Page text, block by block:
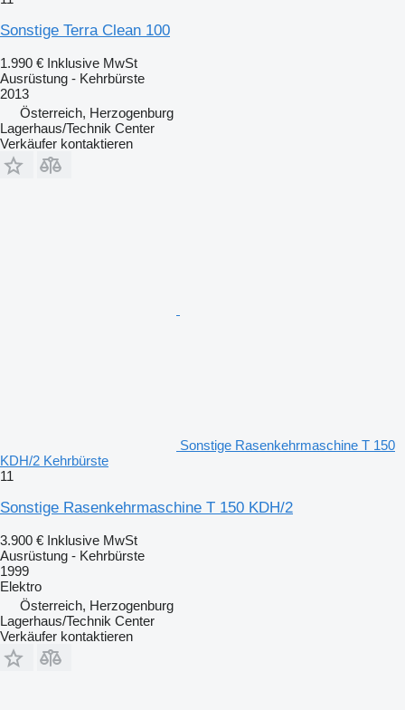
Sonstige Terra Clean 100
1.990 € Inklusive MwSt
Ausrüstung - Kehrbürste
2013
Österreich, Herzogenburg
Lagerhaus/Technik Center
Verkäufer kontaktieren
Sonstige Rasenkehrmaschine T 150
KDH/2 Kehrbürste
11
Sonstige Rasenkehrmaschine T 150 KDH/2
3.900 € Inklusive MwSt
Ausrüstung - Kehrbürste
1999
Elektro
Österreich, Herzogenburg
Lagerhaus/Technik Center
Verkäufer kontaktieren